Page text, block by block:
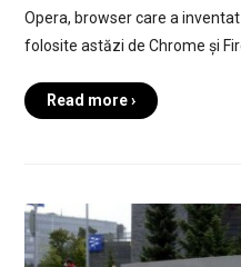
Opera, browser care a
folosite astăzi de Chrome și
Read more ›